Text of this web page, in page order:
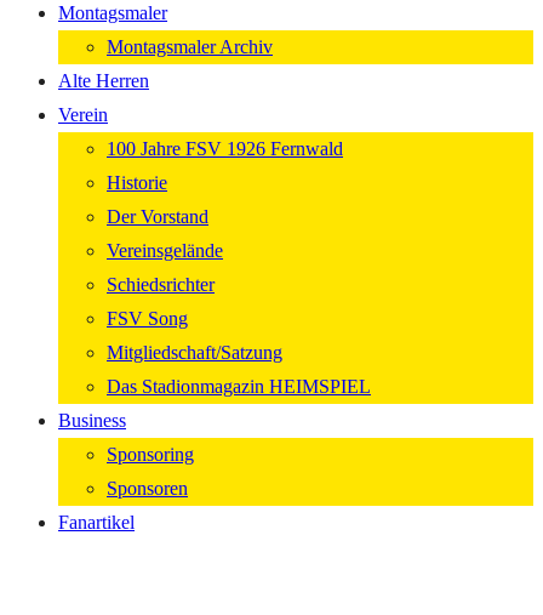
Montagsmaler
Montagsmaler Archiv
Alte Herren
Verein
100 Jahre FSV 1926 Fernwald
Historie
Der Vorstand
Vereinsgelände
Schiedsrichter
FSV Song
Mitgliedschaft/Satzung
Das Stadionmagazin HEIMSPIEL
Business
Sponsoring
Sponsoren
Fanartikel